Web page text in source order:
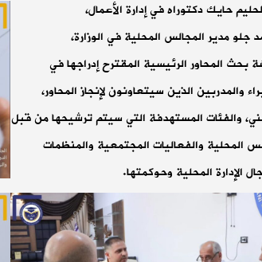
حايك دكتوراه في إدارة الأعمال،
مدير المجالس المحلية في الوزارة،
بحث المحاور الرئيسية المقترح إدراجها في
والمدربين الذين سيتعاونون لإنجاز المحاور،
والفئات المستهدفة التي سيتم ترشيحها من قبل
المحلية والفعاليات المجتمعية والمنظمات
الإدارة المحلية وحوكمتها.